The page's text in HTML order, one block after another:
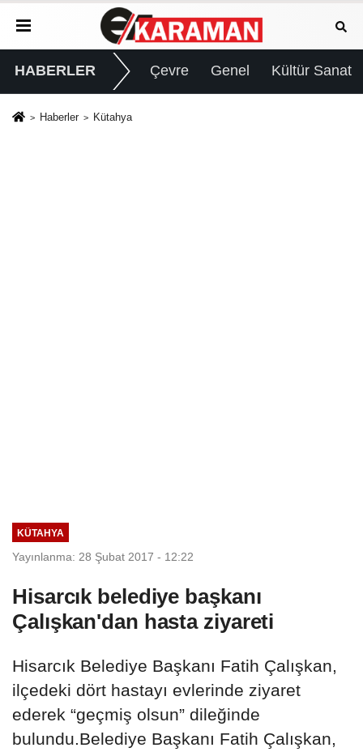
HABERLER Çevre Genel Kültür Sanat
Haberler Kütahya
KÜTAHYA
Yayınlanma: 28 Şubat 2017 - 12:22
Hisarcık belediye başkanı
Çalışkan'dan hasta ziyareti
Hisarcık Belediye Başkanı Fatih Çalışkan,
ilçedeki dört hastayı evlerinde ziyaret
ederek “geçmiş olsun” dileğinde
bulundu.Belediye Başkanı Fatih Çalışkan,